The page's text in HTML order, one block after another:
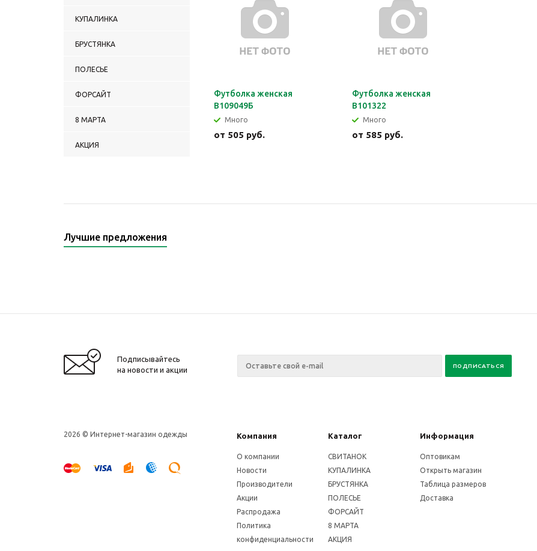
КУПАЛИНКА
БРУСТЯНКА
ПОЛЕСЬЕ
ФОРСАЙТ
8 МАРТА
АКЦИЯ
Футболка женская
В109049Б
Много
от 505 руб.
Футболка женская
В101322
Много
от 585 руб.
Лучшие предложения
Подписывайтесь
на новости и акции
2026 © Интернет-магазин одежды Компания Каталог Информация
О компании
Новости
Производители
Акции
Распродажа
Политика
конфиденциальности
СВИТАНОК
КУПАЛИНКА
БРУСТЯНКА
ПОЛЕСЬЕ
ФОРСАЙТ
8 МАРТА
АКЦИЯ
Оптовикам
Открыть магазин
Таблица размеров
Доставка